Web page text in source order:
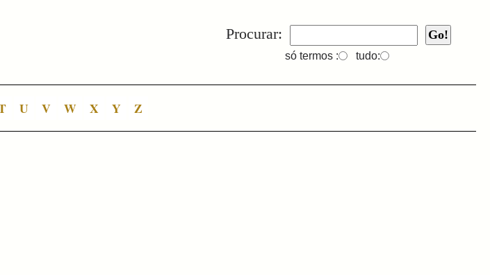
Procurar:
só termos : tudo:
U V W X Y Z